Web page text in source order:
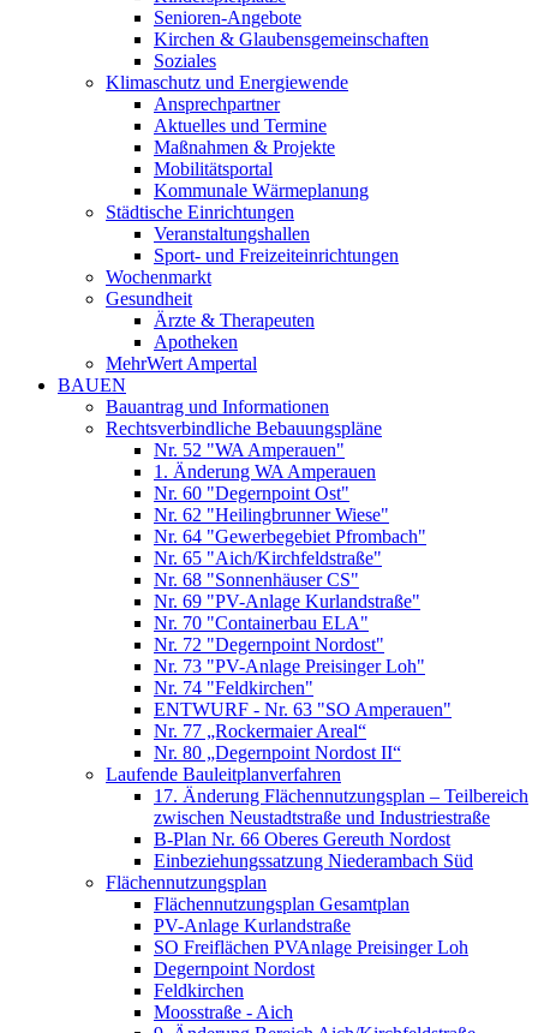
Senioren-Angebote
Kirchen & Glaubensgemeinschaften
Soziales
Klimaschutz und Energiewende
Ansprechpartner
Aktuelles und Termine
Maßnahmen & Projekte
Mobilitätsportal
Kommunale Wärmeplanung
Städtische Einrichtungen
Veranstaltungshallen
Sport- und Freizeiteinrichtungen
Wochenmarkt
Gesundheit
Ärzte & Therapeuten
Apotheken
MehrWert Ampertal
BAUEN
Bauantrag und Informationen
Rechtsverbindliche Bebauungspläne
Nr. 52 "WA Amperauen"
1. Änderung WA Amperauen
Nr. 60 "Degernpoint Ost"
Nr. 62 "Heilingbrunner Wiese"
Nr. 64 "Gewerbegebiet Pfrombach"
Nr. 65 "Aich/Kirchfeldstraße"
Nr. 68 "Sonnenhäuser CS"
Nr. 69 "PV-Anlage Kurlandstraße"
Nr. 70 "Containerbau ELA"
Nr. 72 "Degernpoint Nordost"
Nr. 73 "PV-Anlage Preisinger Loh"
Nr. 74 "Feldkirchen"
ENTWURF - Nr. 63 "SO Amperauen"
Nr. 77 „Rockermaier Areal“
Nr. 80 „Degernpoint Nordost II“
Laufende Bauleitplanverfahren
17. Änderung Flächennutzungsplan – Teilbereich
zwischen Neustadtstraße und Industriestraße
B-Plan Nr. 66 Oberes Gereuth Nordost
Einbeziehungssatzung Niederambach Süd
Flächennutzungsplan
Flächennutzungsplan Gesamtplan
PV-Anlage Kurlandstraße
SO Freiflächen PV­Anlage Preisinger Loh
Degernpoint Nordost
Feldkirchen
Moosstraße - Aich